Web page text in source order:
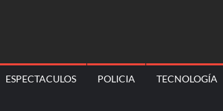
ESPECTACULOS POLICIA TECNOLOGÍA